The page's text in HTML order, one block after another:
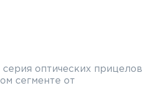
серия оптических прицелов
сегменте от